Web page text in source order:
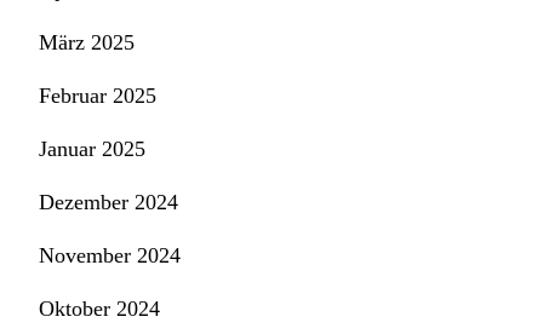
März 2025
Februar 2025
Januar 2025
Dezember 2024
November 2024
Oktober 2024